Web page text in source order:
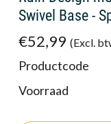
Swivel Base -
€52,99 (Excl.
Productcode
Voorraad